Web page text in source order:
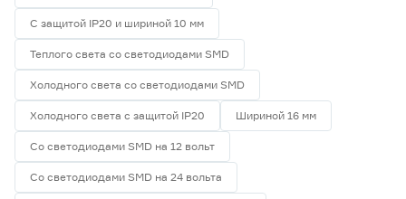
С защитой IP20 и шириной 10 мм
Теплого света со светодиодами SMD
Холодного света со светодиодами SMD
Холодного света с защитой IP20 Шириной 16 мм
Со светодиодами SMD на 12 вольт
Со светодиодами SMD на 24 вольта